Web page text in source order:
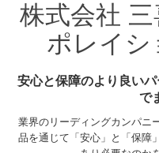
株式会社
ポレイシ
安心と保障のより良い
で
業界のリーディングカンパニ
品を通じて「安心」と「保障